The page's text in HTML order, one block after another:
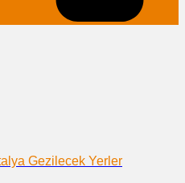
Gezilecek Yerler